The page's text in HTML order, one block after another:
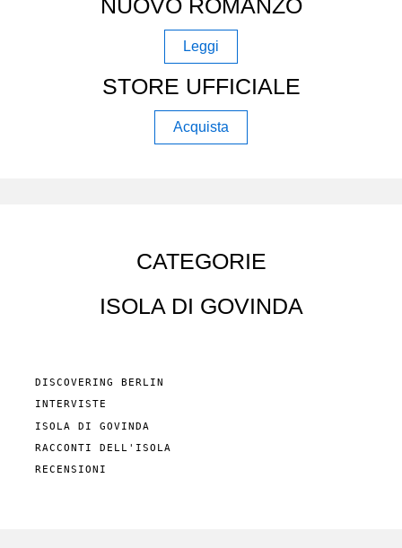
NUOVO ROMANZO
Leggi
STORE UFFICIALE
Acquista
CATEGORIE
ISOLA DI GOVINDA
DISCOVERING BERLIN
INTERVISTE
ISOLA DI GOVINDA
RACCONTI DELL'ISOLA
RECENSIONI